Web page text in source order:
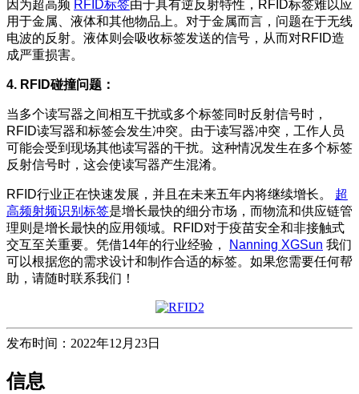
因为超高频 RFID标签由于具有逆反射特性，RFID标签难以应
用于金属、液体和其他物品上。对于金属而言，问题在于无线
电波的反射。液体则会吸收标签发送的信号，从而对RFID造
成严重损害。
4. RFID碰撞问题：
当多个读写器之间相互干扰或多个标签同时反射信号时，
RFID读写器和标签会发生冲突。由于读写器冲突，工作人员
可能会受到现场其他读写器的干扰。这种情况发生在多个标签
反射信号时，这会使读写器产生混淆。
RFID行业正在快速发展，并且在未来五年内将继​​续增长。 超
高频射频识别标签是增长最快的细分市场，而物流和供应链管
理则是增长最快的应用领域。RFID对于疫苗安全和非接触式
交互至关重要。凭借14年的行业经验，
Nanning XGSun 我们
可以根据您的需求设计和制作合适的标签。如果您需要任何帮
助，请随时联系我们！
发布时间：2022年12月23日
信息